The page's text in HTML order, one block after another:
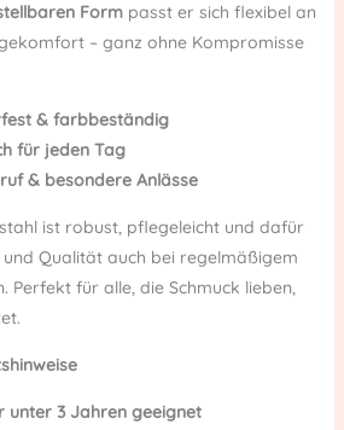
Formpasst er sich flexibel an
– ganz ohne Kompromisse
& farbbeständig
für jeden Tag
& besondere Anlässe
ist robust, pflegeleicht und dafür
Qualität auch bei regelmäßigem
Perfekt für alle, die Schmuck lieben,
unter 3 Jahren geeignet